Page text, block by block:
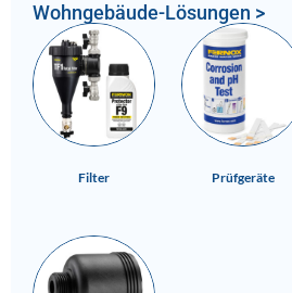
Wohngebäude-Lösungen >
Filter Prüfgeräte